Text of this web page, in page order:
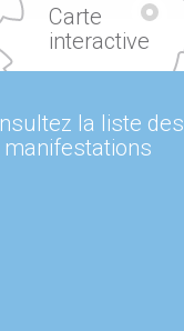
Carte
interactive
la liste des
manifestations